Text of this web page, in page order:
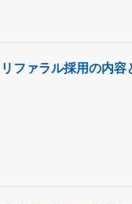
リファラル採用の内容